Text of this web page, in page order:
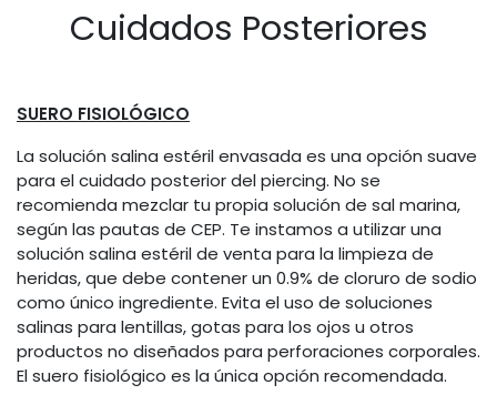
Cuidados Posteriores
SUERO FISIOLÓGICO
La solución salina estéril envasada es una opción suave
para el cuidado posterior del piercing. No se
recomienda mezclar tu propia solución de sal marina,
según las pautas de CEP. Te instamos a utilizar una
solución salina estéril de venta para la limpieza de
heridas, que debe contener un 0.9% de cloruro de sodio
como único ingrediente. Evita el uso de soluciones
salinas para lentillas, gotas para los ojos u otros
productos no diseñados para perforaciones corporales.
El suero fisiológico es la única opción recomendada.